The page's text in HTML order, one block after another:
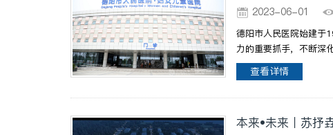
2023-06-01
德阳市人民医院始建于
力的重要抓手，不断深
查看详情
本来•未来丨苏抒